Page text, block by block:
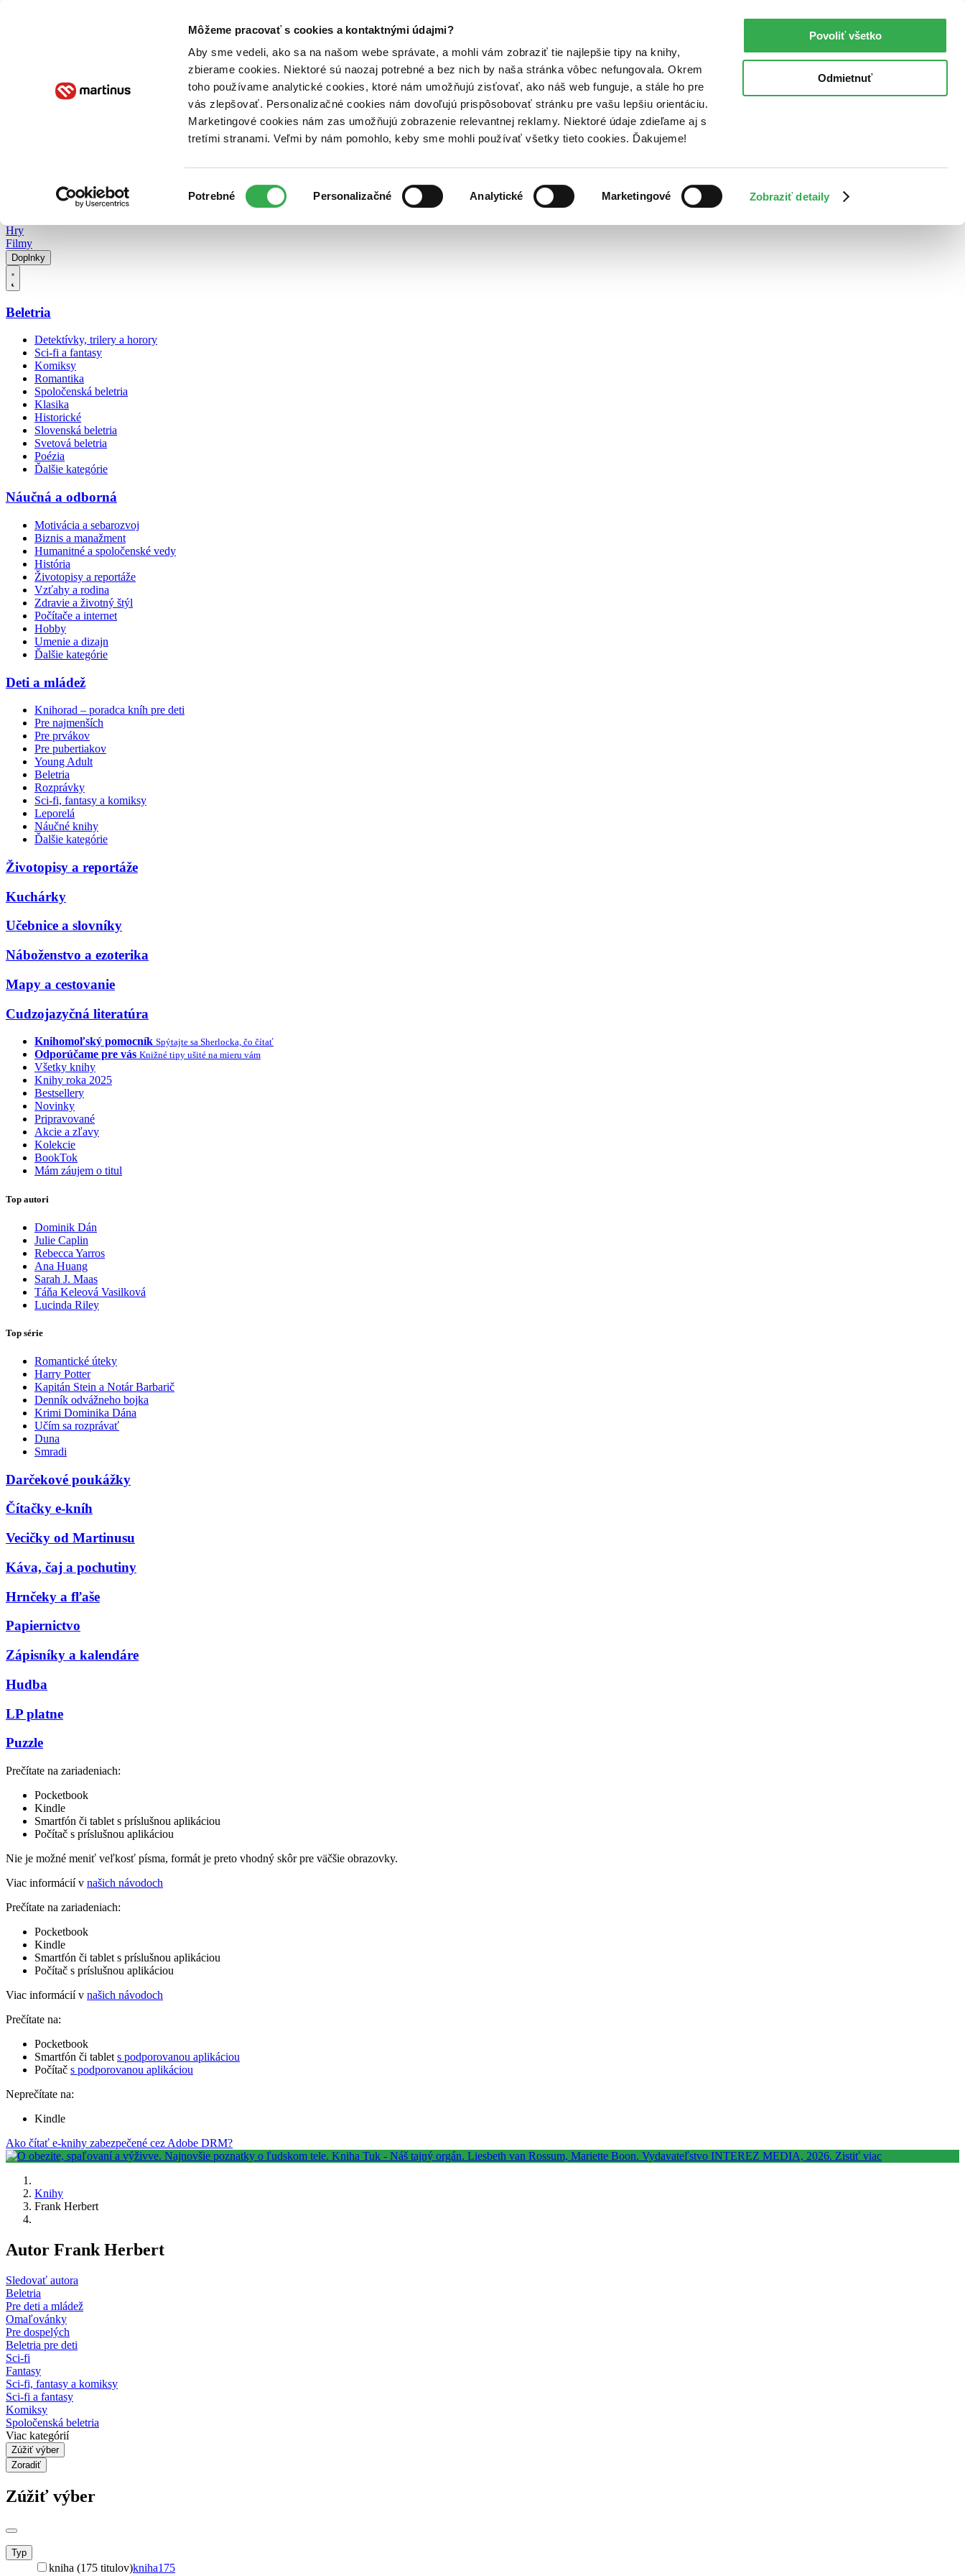
Môžeme pracovať s cookies a kontaktnými údajmi?
Aby sme vedeli, ako sa na našom webe správate, a mohli vám zobraziť tie najlepšie tipy na knihy,
zbierame cookies. Niektoré sú naozaj potrebné a bez nich by naša stránka vôbec nefungovala. Okrem
toho používame analytické cookies, ktoré nám umožňujú zisťovať, ako náš web funguje, a stále ho pre
vás zlepšovať. Personalizačné cookies nám dovoľujú prispôsobovať stránku pre vašu lepšiu orientáciu.
Marketingové cookies nám zas umožňujú zobrazenie relevantnej reklamy. Niektoré údaje zdieľame aj s
tretími stranami. Veľmi by nám pomohlo, keby sme mohli používať všetky tieto cookies. Ďakujeme!
súhlasu
Potrebné Personalizačné Analytické Marketingové Zobraziť detaily
Povoliť všetko
Odmietnuť
Poukážky Kontakt
Hry
Filmy
Doplnky
Beletria
Detektívky, trilery a horory
Sci-fi a fantasy
Komiksy
Romantika
Spoločenská beletria
Klasika
Historické
Slovenská beletria
Svetová beletria
Poézia
Ďalšie kategórie
Náučná a odborná
Motivácia a sebarozvoj
Biznis a manažment
Humanitné a spoločenské vedy
História
Životopisy a reportáže
Vzťahy a rodina
Zdravie a životný štýl
Počítače a internet
Hobby
Umenie a dizajn
Ďalšie kategórie
Deti a mládež
Knihorad – poradca kníh pre deti
Pre najmenších
Pre prvákov
Pre pubertiakov
Young Adult
Beletria
Rozprávky
Sci-fi, fantasy a komiksy
Leporelá
Náučné knihy
Ďalšie kategórie
Životopisy a reportáže
Kuchárky
Učebnice a slovníky
Náboženstvo a ezoterika
Mapy a cestovanie
Cudzojazyčná literatúra
Knihomoľský pomocník Spýtajte sa Sherlocka, čo čítať
Odporúčame pre vás Knižné tipy ušité na mieru vám
Všetky knihy
Knihy roka 2025
Bestsellery
Novinky
Pripravované
Akcie a zľavy
Kolekcie
BookTok
Mám záujem o titul
Top autori
Dominik Dán
Julie Caplin
Rebecca Yarros
Ana Huang
Sarah J. Maas
Táňa Keleová Vasilková
Lucinda Riley
Top série
Romantické úteky
Harry Potter
Kapitán Stein a Notár Barbarič
Denník odvážneho bojka
Krimi Dominika Dána
Učím sa rozprávať
Duna
Smradi
Darčekové poukážky
Čítačky e-kníh
Vecičky od Martinusu
Káva, čaj a pochutiny
Hrnčeky a fľaše
Papiernictvo
Zápisníky a kalendáre
Hudba
LP platne
Puzzle
Prečítate na zariadeniach:
Pocketbook
Kindle
Smartfón či tablet s príslušnou aplikáciou
Počítač s príslušnou aplikáciou
Nie je možné meniť veľkosť písma, formát je preto vhodný skôr pre väčšie obrazovky.
Viac informácií v našich návodoch
Prečítate na zariadeniach:
Pocketbook
Kindle
Smartfón či tablet s príslušnou aplikáciou
Počítač s príslušnou aplikáciou
Viac informácií v našich návodoch
Prečítate na:
Pocketbook
Smartfón či tablet s podporovanou aplikáciou
Počítač s podporovanou aplikáciou
Neprečítate na:
Kindle
Ako čítať e-knihy zabezpečené cez Adobe DRM?
Knihy
Frank Herbert
Autor Frank Herbert
Sledovať autora
Beletria
Pre deti a mládež
Omaľovánky
Pre dospelých
Beletria pre deti
Sci-fi
Fantasy
Sci-fi, fantasy a komiksy
Sci-fi a fantasy
Komiksy
Spoločenská beletria
Viac kategórií
Zúžiť výber
Zoradiť
Zúžiť výber
Typ
kniha (175 titulov)kniha175